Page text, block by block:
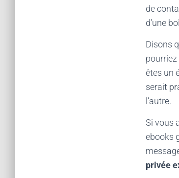
de
d’une
Disons
êtes un
serait
l’autre.
Si vous
ebooks
privée